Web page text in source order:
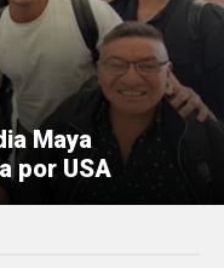
Maya
por USA